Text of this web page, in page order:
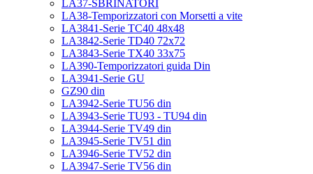
LA37-SBRINATORI
LA38-Temporizzatori con Morsetti a vite
LA3841-Serie TC40 48x48
LA3842-Serie TD40 72x72
LA3843-Serie TX40 33x75
LA390-Temporizzatori guida Din
LA3941-Serie GU
GZ90 din
LA3942-Serie TU56 din
LA3943-Serie TU93 - TU94 din
LA3944-Serie TV49 din
LA3945-Serie TV51 din
LA3946-Serie TV52 din
LA3947-Serie TV56 din